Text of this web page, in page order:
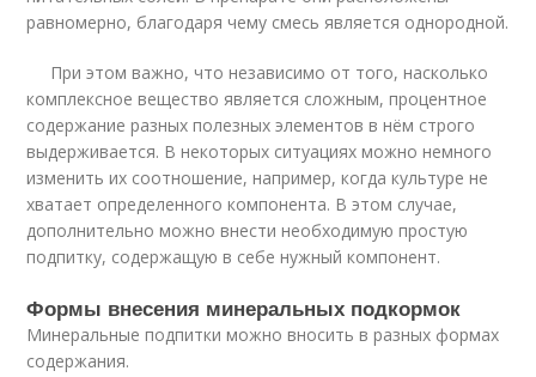
равномерно, благодаря чему смесь является однородной.
При этом важно, что независимо от того, насколько
комплексное вещество является сложным, процентное
содержание разных полезных элементов в нём строго
выдерживается. В некоторых ситуациях можно немного
изменить их соотношение, например, когда культуре не
хватает определенного компонента. В этом случае,
дополнительно можно внести необходимую простую
подпитку, содержащую в себе нужный компонент.
Формы внесения минеральных подкормок
Минеральные подпитки можно вносить в разных формах
содержания.